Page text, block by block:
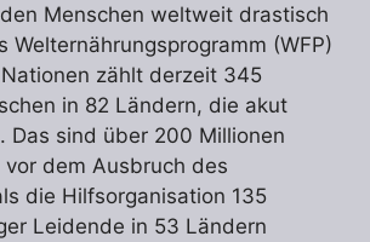
Menschen weltweit drastisch
Welternährungsprogramm (WFP)
zählt derzeit 345
in 82 Ländern, die akut
Das sind über 200 Millionen
vor dem Ausbruch des
die Hilfsorganisation 135
Leidende in 53 Ländern